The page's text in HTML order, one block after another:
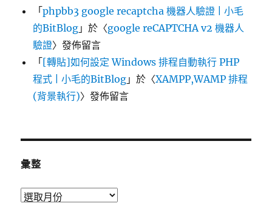
「phpbb3 google recaptcha 機器人驗證 | 小毛
的BitBlog 」於〈google reCAPTCHA v2 機器人
驗證〉發佈留言
「[轉貼]如何設定 Windows 排程自動執行 PHP
程式 | 小毛的BitBlog 」於〈XAMPP,WAMP 排程
(背景執行)〉發佈留言
彙整
彙